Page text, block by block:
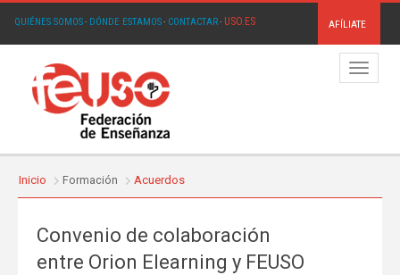
QUIÉNES SOMOS· DÓNDE ESTAMOS· CONTACTAR· USO.ES AFÍLIATE
Menú
Inicio Formación Acuerdos
Convenio de colaboración
entre Orion Elearning y FEUSO